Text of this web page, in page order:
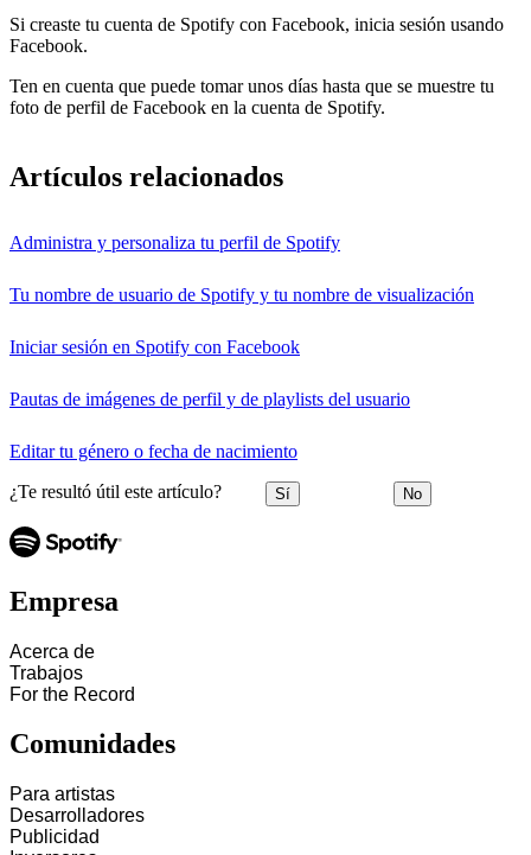
Si creaste tu cuenta de Spotify con Facebook, inicia sesión usando
Facebook.
Ten en cuenta que puede tomar unos días hasta que se muestre tu
foto de perfil de Facebook en la cuenta de Spotify.
Artículos relacionados
Administra y personaliza tu perfil de Spotify
Tu nombre de usuario de Spotify y tu nombre de visualización
Iniciar sesión en Spotify con Facebook
Pautas de imágenes de perfil y de playlists del usuario
Editar tu género o fecha de nacimiento
¿Te resultó útil este artículo? Sí No
Empresa
Acerca de
Trabajos
For the Record
Comunidades
Para artistas
Desarrolladores
Publicidad